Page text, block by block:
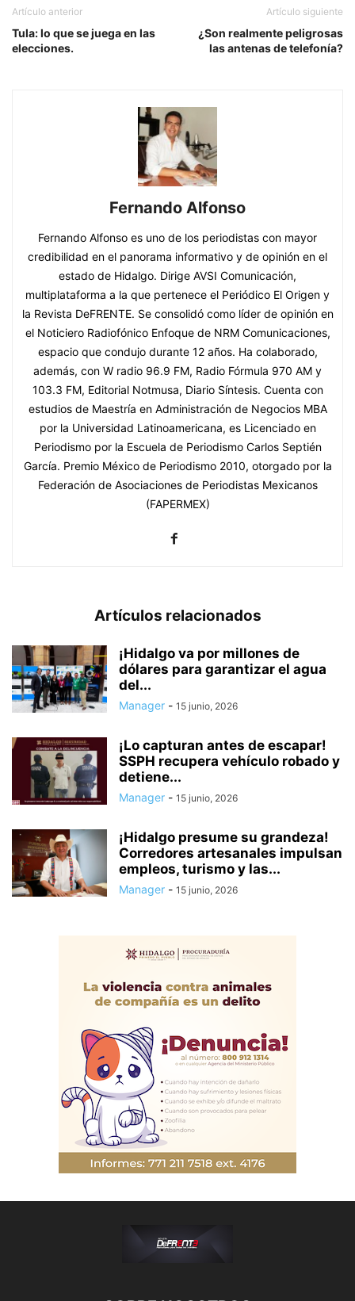
Artículo anterior
Tula: lo que se juega en las
elecciones.
Artículo siguiente
¿Son realmente peligrosas
las antenas de telefonía?
Fernando Alfonso
Fernando Alfonso es uno de los periodistas con mayor
credibilidad en el panorama informativo y de opinión en el
estado de Hidalgo. Dirige AVSI Comunicación,
multiplataforma a la que pertenece el Periódico El Origen y
la Revista DeFRENTE. Se consolidó como líder de opinión en
el Noticiero Radiofónico Enfoque de NRM Comunicaciones,
espacio que condujo durante 12 años. Ha colaborado,
además, con W radio 96.9 FM, Radio Fórmula 970 AM y
103.3 FM, Editorial Notmusa, Diario Síntesis. Cuenta con
estudios de Maestría en Administración de Negocios MBA
por la Universidad Latinoamericana, es Licenciado en
Periodismo por la Escuela de Periodismo Carlos Septién
García. Premio México de Periodismo 2010, otorgado por la
Federación de Asociaciones de Periodistas Mexicanos
(FAPERMEX)
Artículos relacionados
¡Hidalgo va por millones de
dólares para garantizar el agua
del...
Manager - 15 junio, 2026
¡Lo capturan antes de escapar!
SSPH recupera vehículo robado y
detiene...
Manager - 15 junio, 2026
¡Hidalgo presume su grandeza!
Corredores artesanales impulsan
empleos, turismo y las...
Manager - 15 junio, 2026